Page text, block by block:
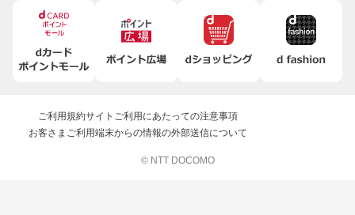
ご利用規約サイトご利用にあたっての注意事項
お客さまご利用端末からの情報の外部送信について
© NTT DOCOMO